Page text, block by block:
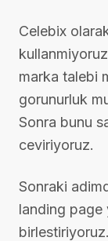
Celebix
marka talebi
gorunurluk
Sonra bunu
ceviriyoruz.
Sonraki
landing page